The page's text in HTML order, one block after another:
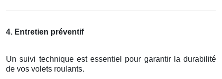
4. Entretien préventif
Un suivi technique est essentiel pour garantir la durabilité
de vos volets roulants.